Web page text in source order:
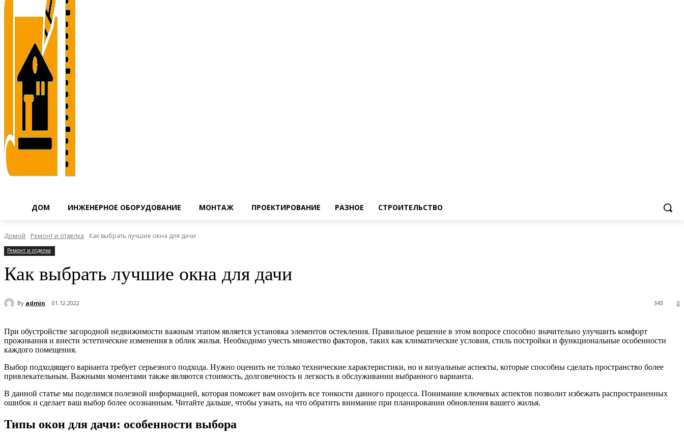
ДОМ ИНЖЕНЕРНОЕ ОБОРУДОВАНИЕ МОНТАЖ ПРОЕКТИРОВАНИЕ РАЗНОЕ СТРОИТЕЛЬСТВО
Домой Ремонт и отделка Как выбрать лучшие окна для дачи
Ремонт и отделка
Как выбрать лучшие окна для дачи
By admin 01.12.2022 0
343
При обустройстве загородной недвижимости важным этапом является установка элементов остекления. Правильное решение в этом вопросе способно значительно улучшить комфорт
проживания и внести эстетические изменения в облик жилья. Необходимо учесть множество факторов, таких как климатические условия, стиль постройки и функциональные особенности
каждого помещения.
Выбор подходящего варианта требует серьезного подхода. Нужно оценить не только технические характеристики, но и визуальные аспекты, которые способны сделать пространство более
привлекательным. Важными моментами также являются стоимость, долговечность и легкость в обслуживании выбранного варианта.
В данной статье мы поделимся полезной информацией, которая поможет вам osvojить все тонкости данного процесса. Понимание ключевых аспектов позволит избежать распространенных
ошибок и сделает ваш выбор более осознанным. Читайте дальше, чтобы узнать, на что обратить внимание при планировании обновления вашего жилья.
Типы окон для дачи: особенности выбора